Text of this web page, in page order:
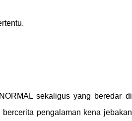
sekaligus yang beredar di
pengalaman kena jebakan